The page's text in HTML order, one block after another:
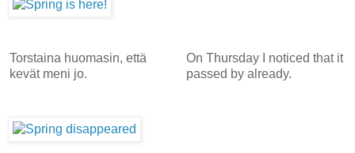
Torstaina huomasin, että
kevät meni jo.
On Thursday I noticed that it
passed by already.